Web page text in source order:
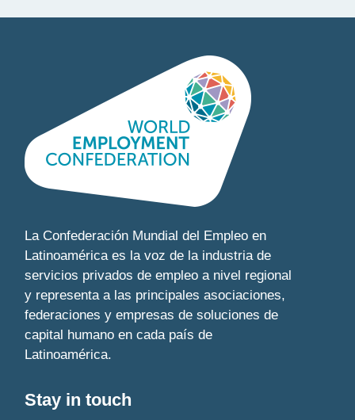
La Confederación Mundial del Empleo en
Latinoamérica es la voz de la industria de
servicios privados de empleo a nivel regional
y representa a las principales asociaciones,
federaciones y empresas de soluciones de
capital humano en cada país de
Latinoamérica.
Stay in touch